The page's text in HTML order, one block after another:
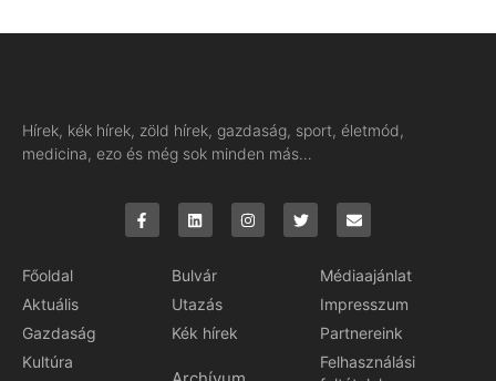
Hírek, kék hírek, zöld hírek, gazdaság, sport, életmód,
medicina, ezo és még sok minden más…
Főoldal
Aktuális
Gazdaság
Kultúra
Bulvár
Utazás
Kék hírek
Médiaajánlat
Impresszum
Partnereink
Felhasználási